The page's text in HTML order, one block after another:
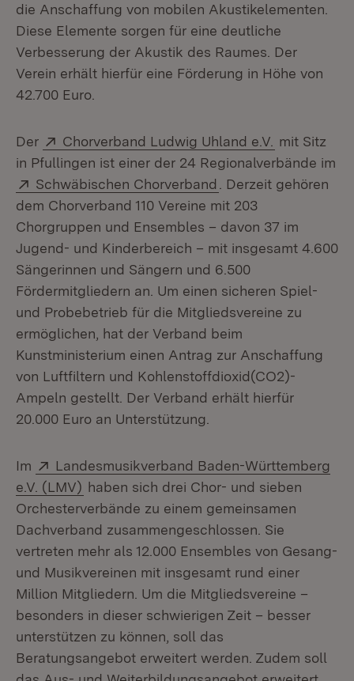
die Anschaffung von mobilen Akustikelementen.
Diese Elemente sorgen für eine deutliche
Verbesserung der Akustik des Raumes. Der
Verein erhält hierfür eine Förderung in Höhe von
42.700 Euro.
Der Extern:
Chorverband Ludwig Uhland e.V. (Öffnet in
mit Sitz
in Pfullingen ist einer der 24 Regionalverbände im
Extern:
Schwäbischen Chorverband (Öffnet in neuem
. Derzeit gehören
dem Chorverband 110 Vereine mit 203
Chorgruppen und Ensembles – davon 37 im
Jugend- und Kinderbereich – mit insgesamt 4.600
Sängerinnen und Sängern und 6.500
Fördermitgliedern an. Um einen sicheren Spiel-
und Probebetrieb für die Mitgliedsvereine zu
ermöglichen, hat der Verband beim
Kunstministerium einen Antrag zur Anschaffung
von Luftfiltern und Kohlenstoffdioxid(CO2)-
Ampeln gestellt. Der Verband erhält hierfür
20.000 Euro an Unterstützung.
Im Extern:
Landesmusikverband Baden-Württemberg
e.V. (LMV) (Öffnet in neuem Fenster)
haben sich drei Chor- und sieben
Orchesterverbände zu einem gemeinsamen
Dachverband zusammengeschlossen. Sie
vertreten mehr als 12.000 Ensembles von Gesang-
und Musikvereinen mit insgesamt rund einer
Million Mitgliedern. Um die Mitgliedsvereine –
besonders in dieser schwierigen Zeit – besser
unterstützen zu können, soll das
Beratungsangebot erweitert werden. Zudem soll